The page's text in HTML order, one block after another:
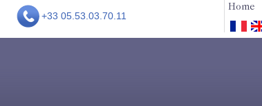
+33 05.53.03.70.11
Home